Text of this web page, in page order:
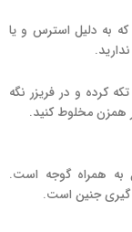
به دلیل استرس و یا
کرده و در فریزر نگه
همزن مخلوط کنید.
به همراه گوجه است.
گیری جنین است.